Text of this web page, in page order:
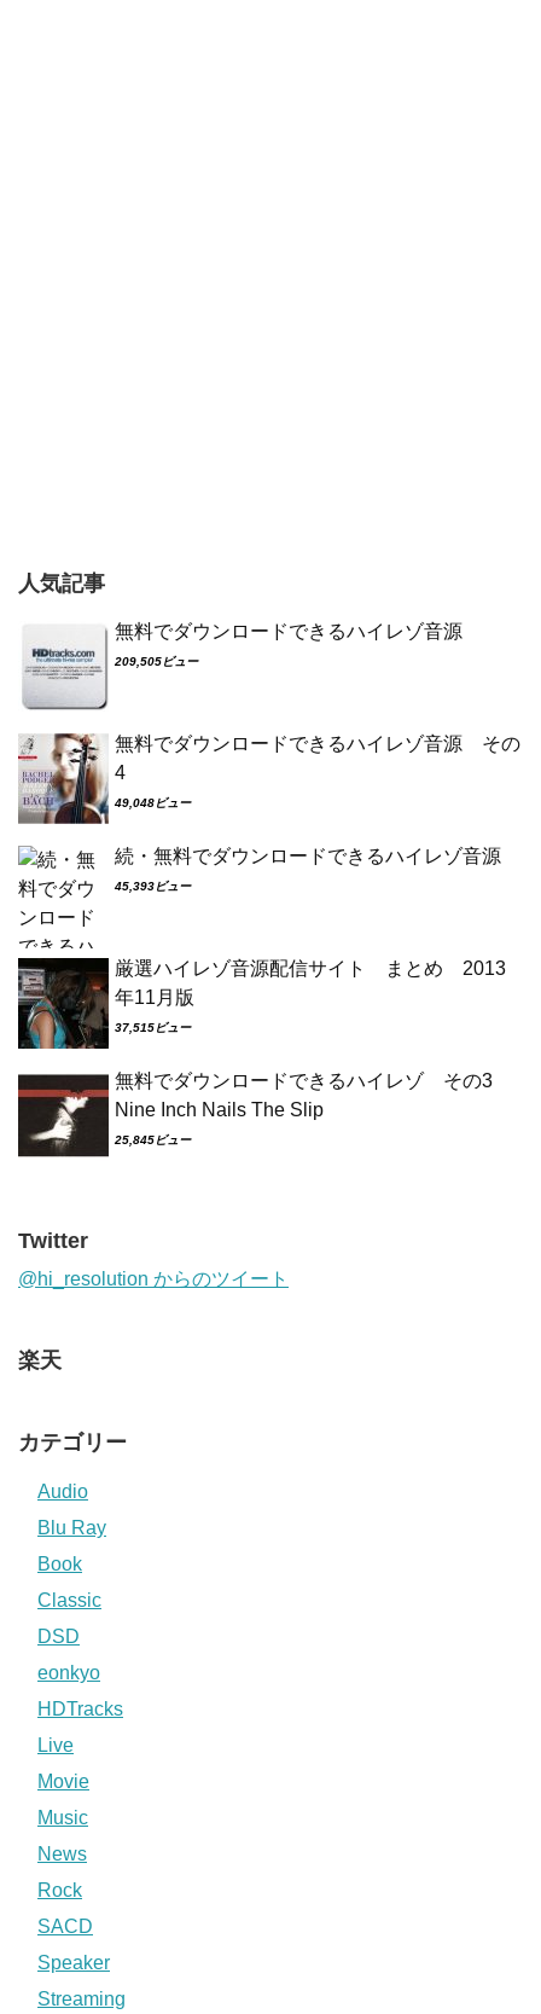
人気記事
無料でダウンロードできるハイレゾ音源
209,505ビュー
無料でダウンロードできるハイレゾ音源 その
4
49,048ビュー
続・無料でダウンロードできるハイレゾ音源
45,393ビュー
厳選ハイレゾ音源配信サイト まとめ 2013
年11月版
37,515ビュー
無料でダウンロードできるハイレゾ その3
Nine Inch Nails The Slip
25,845ビュー
Twitter
@hi_resolution からのツイート
楽天
カテゴリー
Audio
Blu Ray
Book
Classic
DSD
eonkyo
HDTracks
Live
Movie
Music
News
Rock
SACD
Speaker
Streaming